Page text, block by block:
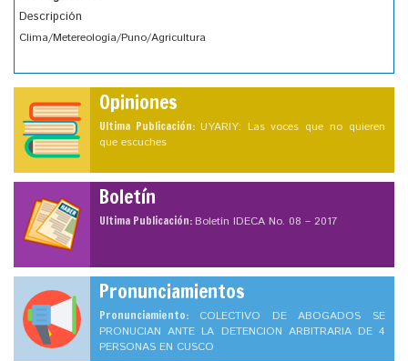
Descripción
Clima/Metereología/Puno/Agricultura
Opiniones
Ultima Publicación: UYARIY: Las voces que no quieren
que escuches
Boletín
Ultima Publicación:Boletín IDECA No. 08 – 2017
Pronunciamientos
Pronunciamiento: COLECTIVO DE ABOGADOS SE
PRONUCIAN ANTE LA DETENCION ARBITRARIA DE 4
PERSONAS EN CUSCO